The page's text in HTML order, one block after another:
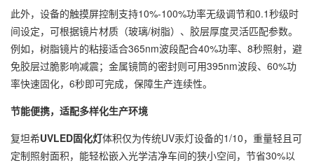
此外，设备的触摸屏控制支持10%-100%功率无级调节和0.1秒级时
间设定，可根据镜片材质（玻璃/树脂）、胶层厚度灵活匹配参数。
例如，树脂镜片的粘接适合365nm波段配合40%功率、8秒照射，避
免胶层过脆影响减震；金属镜筒的密封则可用395nm波段、60%功
率快速固化，6秒即可完成，保障生产连续性。
节能便携，适配多样化生产环境
复坦希UVLED固化灯体积仅为传统UV汞灯设备的1/10，重量轻且可
定制照射面积，能轻松嵌入光学洁净车间的狭小空间，节省30%以